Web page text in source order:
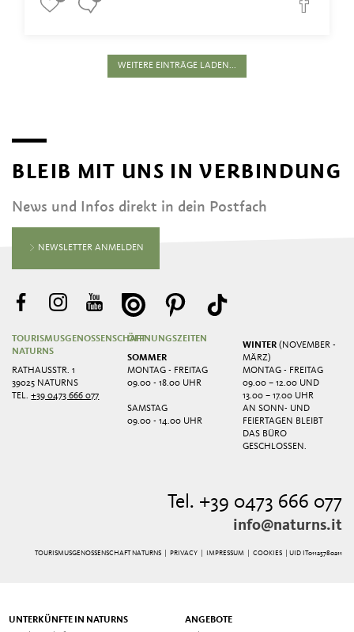
WEITERE EINTRÄGE LADEN...
BLEIB MIT UNS IN VERBINDUNG
News und Infos direkt in dein Postfach
NEWSLETTER ANMELDEN
TOURISMUSGENOSSENSCHAFT
NATURNS
RATHAUSSTR. 1
39025 NATURNS
TEL.+39 0473 666 077
ÖFFNUNGSZEITEN
SOMMER
MONTAG - FREITAG
09.00 - 18.00 UHR
SAMSTAG
09.00 - 14.00 UHR
WINTER(NOVEMBER -
MÄRZ)
MONTAG - FREITAG
09.00 – 12.00 UND
13.00 – 17.00 UHR
AN SONN- UND
FEIERTAGEN BLEIBT
DAS BÜRO
GESCHLOSSEN.
Tel. +39 0473 666 077
info@naturns.it
TOURISMUSGENOSSENSCHAFT NATURNS | PRIVACY| IMPRESSUM| COOKIES | UID IT01125780211
UNTERKÜNFTE IN NATURNS
ANGEBOTE